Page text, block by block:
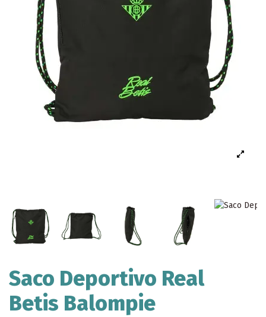
Saco Deportivo Real
Betis Balompie